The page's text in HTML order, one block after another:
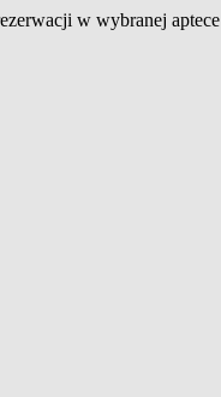
w wybranej aptece